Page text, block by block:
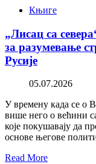
Књиге
„Лисац са
за разумевање
Русије
05.07.2026
У времену када се о
више него о већини
које покушавају да
основе његове
Read More